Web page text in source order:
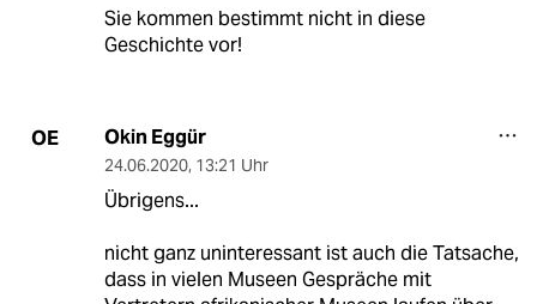
Sie kommen bestimmt nicht in diese
Geschichte vor!
OE Okin Eggür
24.06.2020, 13:21 Uhr
Übrigens...
nicht ganz uninteressant ist auch die Tatsache,
dass in vielen Museen Gespräche mit